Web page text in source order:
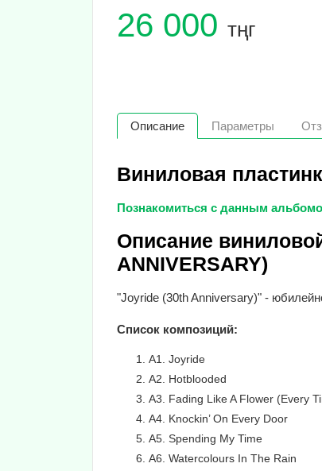
26 000 тңг
Описание Параметры
Виниловая
Познакомиться с данным
Описание
ANNIVERSARY)
"Joyride (30th Anniversary)" -
Список композиций:
A1. Joyride
A2. Hotblooded
A3. Fading Like A Flower (Every
A4. Knockin’ On Every Door
A5. Spending My Time
A6. Watercolours In The Rain